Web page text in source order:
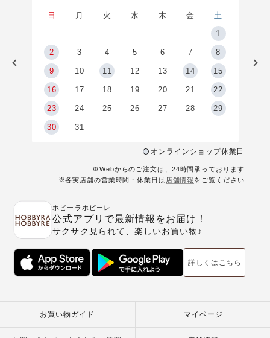
日 月 火 水 木 金
土
1
2 3 4 5 6 7 8
9 10 11 12 13 14 15
16 17 18 19 20 21 22
23 24 25 26 27 28 29
30 31
オンラインショップ休業日
※Webからのご注文は、24時間承っております
※各実店舗の営業時間・休業日は 店舗情報 をご覧ください
ホビーラホビーレ
公式アプリで最新情報をお届け！
サクサク見られて、楽しいお買い物♪
詳しくはこちら
お買い物ガイド マイページ